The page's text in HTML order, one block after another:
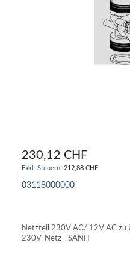
230,12 CHF
212,88 CHF
03118000000
Netzteil 230V AC/ 12V AC zu
230V-Netz - SANIT